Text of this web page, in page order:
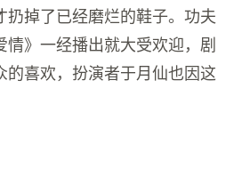
扔掉了已经磨烂的鞋子。功夫
情》一经播出就大受欢迎，剧
的喜欢，扮演者于月仙也因这